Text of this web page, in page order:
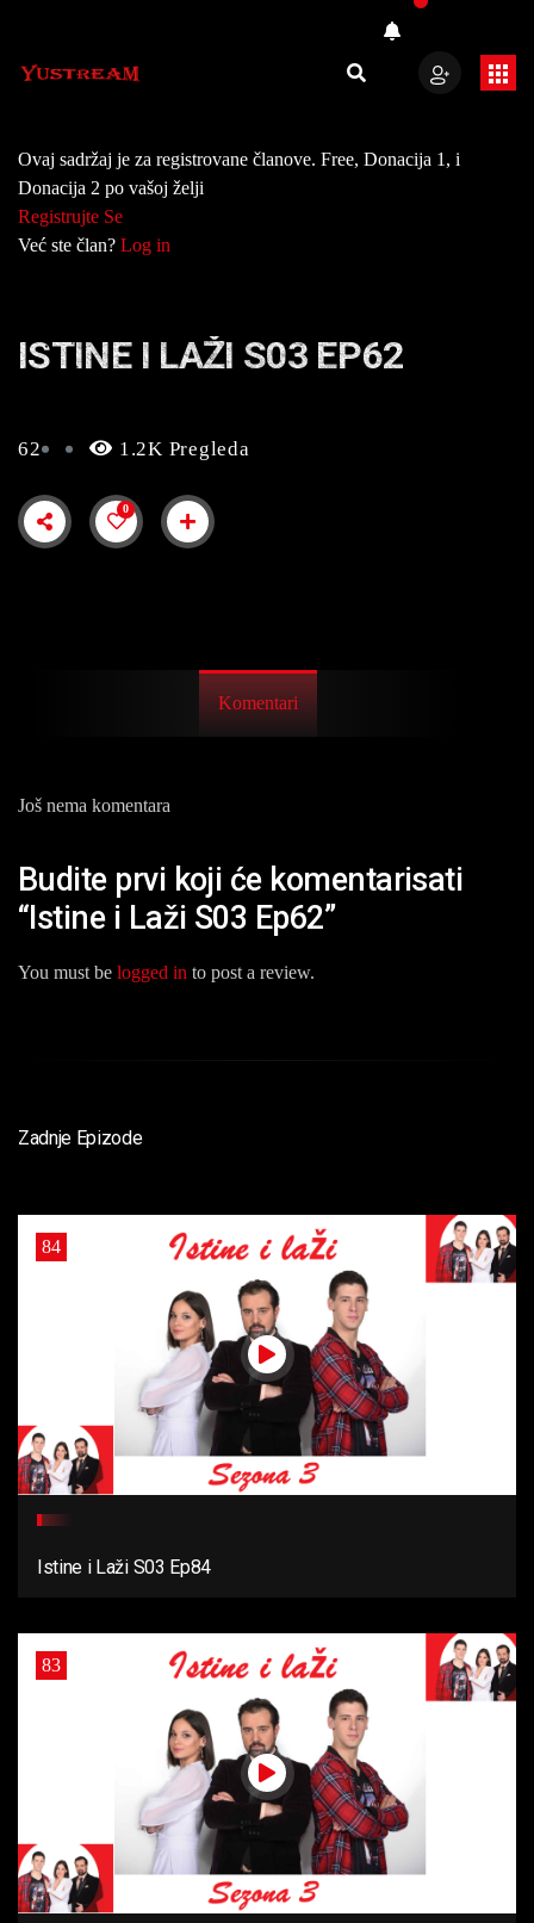
Ovaj sadržaj je za registrovane članove. Free, Donacija 1, i
Donacija 2 po vašoj želji
Registrujte Se
Već ste član? Log in
ISTINE I LAŽI S03 EP62
62 1.2K Pregleda
0
Komentari
Još nema komentara
Budite prvi koji će komentarisati
“Istine i Laži S03 Ep62”
You must be logged in to post a review.
Zadnje Epizode
84
Istine i Laži S03 Ep84
83